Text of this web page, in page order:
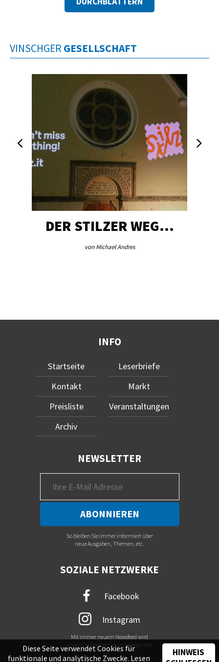
VINSCHGER GESELLSCHAFT
DER STILZER WEG…
von Michael Andres
INFO
Startseite
Kontakt
Preisliste
Archiv
Leserbriefe
Markt
Veranstaltungen
NEWSLETTER
So bleiben Sie immer informiert über
neue Ausgaben, Themen, etc.
SOZIALE NETZWERKE
Facebook
Instagram
Mit immer neuem Newsfeed wird
unsere Online-Community begeistert
Diese Seite verwendet Cookies für
funktionale und analytische Zwecke. Lesen
HINWEIS